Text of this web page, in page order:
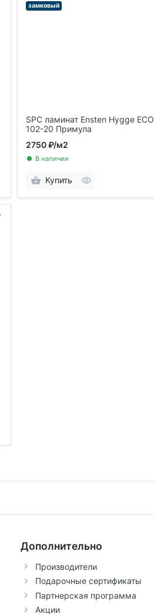
замковый
SPC ламинат Ensten Hygge ECO
102-20 Примула
2750 ₽/м2
В наличии
Купить
Дополнительно
Производители
Подарочные сертификаты
Партнерская программа
Акции